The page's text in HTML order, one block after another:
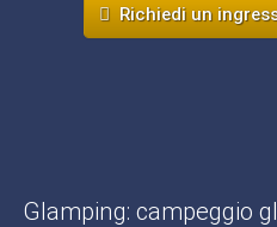
Richiedi un
Glamping: campeggio